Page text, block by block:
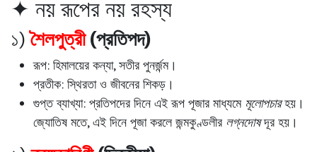
✦ নয় রূপের নয় রহস্য
১)শৈলপুত্রী(প্রতিপদ)
রূপ: হিমালয়ের কন্যা, সতীর পুনর্জন্ম।
প্রতীক: স্থিরতা ও জীবনের শিকড়।
গুপ্ত ব্যাখ্যা: প্রতিপদের দিনে এই রূপ পূজার মাধ্যমে মূলোপচারহয়।
জ্যোতিষ মতে, এই দিনে পূজা করলে জন্মকুণ্ডলীর লগ্নদোষদূর হয়।